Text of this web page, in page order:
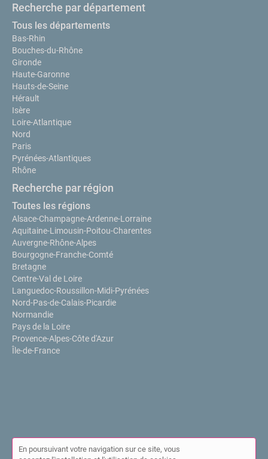
Recherche par département
Tous les départements
Bas-Rhin
Bouches-du-Rhône
Gironde
Haute-Garonne
Hauts-de-Seine
Hérault
Isère
Loire-Atlantique
Nord
Paris
Pyrénées-Atlantiques
Rhône
Recherche par région
Toutes les régions
Alsace-Champagne-Ardenne-Lorraine
Aquitaine-Limousin-Poitou-Charentes
Auvergne-Rhône-Alpes
Bourgogne-Franche-Comté
Bretagne
Centre-Val de Loire
Languedoc-Roussillon-Midi-Pyrénées
Nord-Pas-de-Calais-Picardie
Normandie
Pays de la Loire
Provence-Alpes-Côte d'Azur
Île-de-France
En poursuivant votre navigation sur ce site, vous